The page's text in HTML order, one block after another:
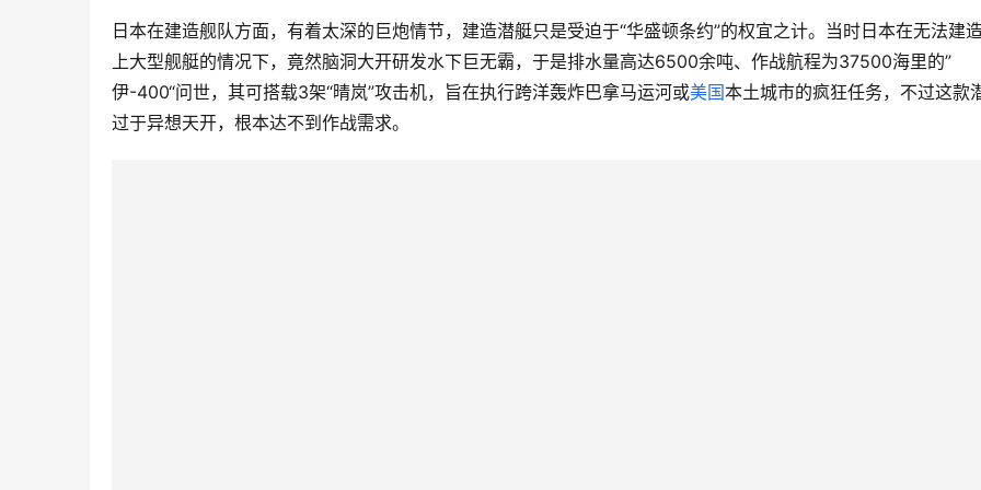
日本在建造舰队方面，有着太深的巨炮情节，建造潜艇只是受迫于“华盛顿条约”的权宜之计。当时日本在无法建
上大型舰艇的情况下，竟然脑洞大开研发水下巨无霸，于是排水量高达6500余吨、作战航程为37500海里的”
伊-400“问世，其可搭载3架“晴岚”攻击机，旨在执行跨洋轰炸巴拿马运河或美国本土城市的疯狂任务，不过这款
过于异想天开，根本达不到作战需求。